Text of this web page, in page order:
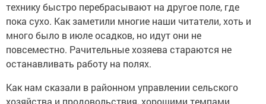
технику быстро перебрасывают на другое поле, где
пока сухо. Как заметили многие наши читатели, хоть и
много было в июле осадков, но идут они не
повсеместно. Рачительные хозяева стараются не
останавливать работу на полях.
Как нам сказали в районном управлении сельского